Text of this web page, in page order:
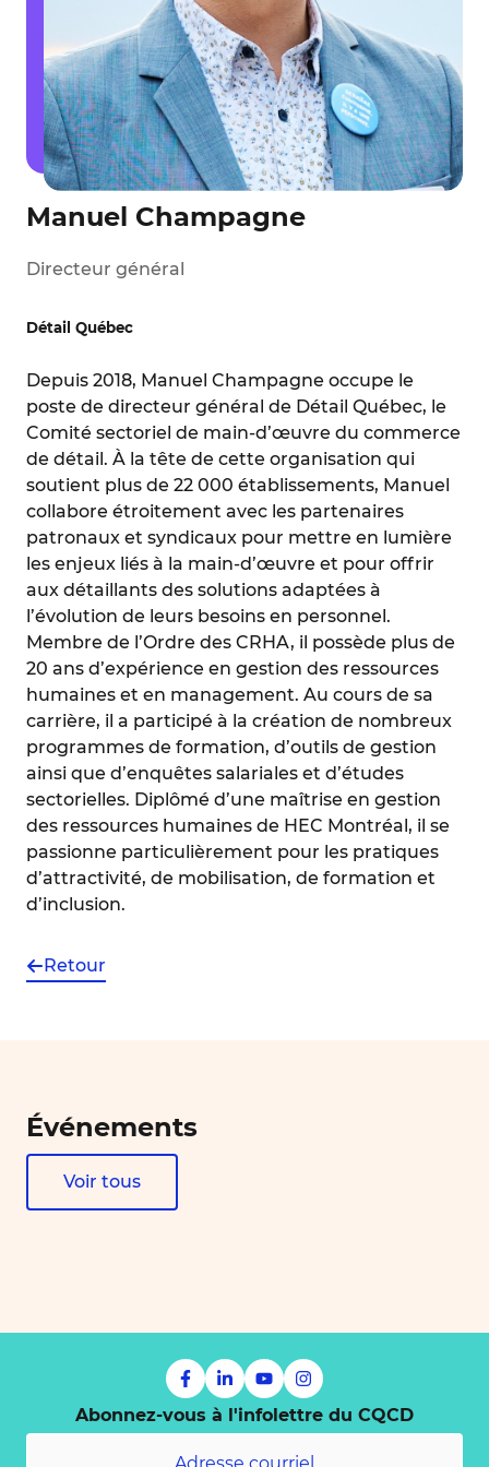
Manuel Champagne
Directeur général
Détail Québec
Depuis 2018, Manuel Champagne occupe le
poste de directeur général de Détail Québec, le
Comité sectoriel de main-d’œuvre du commerce
de détail. À la tête de cette organisation qui
soutient plus de 22 000 établissements, Manuel
collabore étroitement avec les partenaires
patronaux et syndicaux pour mettre en lumière
les enjeux liés à la main-d’œuvre et pour offrir
aux détaillants des solutions adaptées à
l’évolution de leurs besoins en personnel.
Membre de l’Ordre des CRHA, il possède plus de
20 ans d’expérience en gestion des ressources
humaines et en management. Au cours de sa
carrière, il a participé à la création de nombreux
programmes de formation, d’outils de gestion
ainsi que d’enquêtes salariales et d’études
sectorielles. Diplômé d’une maîtrise en gestion
des ressources humaines de HEC Montréal, il se
passionne particulièrement pour les pratiques
d’attractivité, de mobilisation, de formation et
d’inclusion.
Retour
Événements
Voir tous
Abonnez-vous à l'infolettre du CQCD